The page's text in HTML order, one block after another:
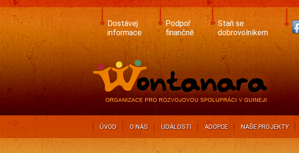
Skip
to
content
Dostávej
informace
Podpoř
finančně
Staň se
dobrovolníkem
ÚVOD O NÁS UDÁLOSTI ADOPCE NAŠE PROJEKTY